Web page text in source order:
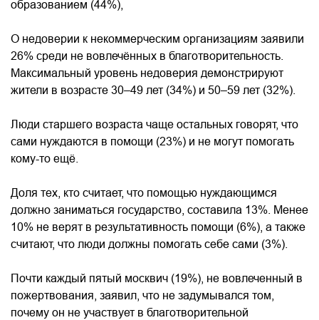
образованием (44%),
О недоверии к некоммерческим организациям заявили
26% среди не вовлечённых в благотворительность.
Максимальный уровень недоверия демонстрируют
жители в возрасте 30–49 лет (34%) и 50–59 лет (32%).
Люди старшего возраста чаще остальных говорят, что
сами нуждаются в помощи (23%) и не могут помогать
кому-то ещё.
Доля тех, кто считает, что помощью нуждающимся
должно заниматься государство, составила 13%. Менее
10% не верят в результативность помощи (6%), а также
считают, что люди должны помогать себе сами (3%).
Почти каждый пятый москвич (19%), не вовлеченный в
пожертвования, заявил, что не задумывался том,
почему он не участвует в благотворительной